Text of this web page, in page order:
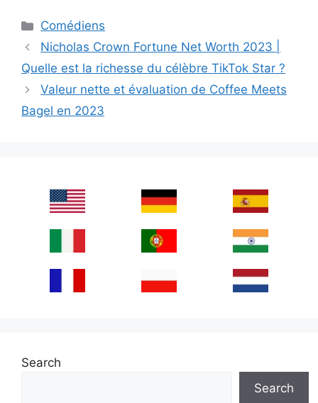
Categories
Comédiens
Nicholas Crown Fortune Net Worth 2023 |
Quelle est la richesse du célèbre TikTok Star ?
Valeur nette et évaluation de Coffee Meets
Bagel en 2023
Search
Search